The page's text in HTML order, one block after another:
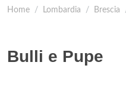
Home Lombardia Brescia
Bulli e Pupe